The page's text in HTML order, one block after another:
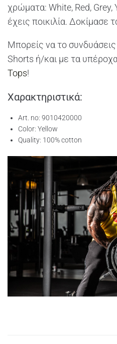
χρώματα: White, Red, Grey,
έχεις ποικιλία. Δοκίμασε
Μπορείς να το συνδυάσεις
Shorts ή/και με τα υπέροχα
Tops!
Χαρακτηριστικά:
Art. no: 9010420000
Color: Yellow
Quality: 100% cotton